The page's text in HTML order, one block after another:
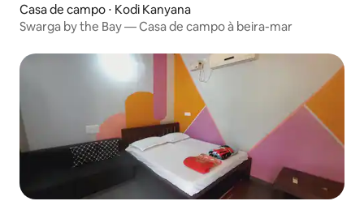
Casa de campo ⋅ Kodi Kanyana
Swarga by the Bay — Casa de campo à beira-mar